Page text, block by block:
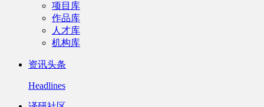
项目库
作品库
人才库
机构库
资讯头条
Headlines